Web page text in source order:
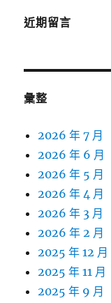
近期留言
彙整
2026 年 7 月
2026 年 6 月
2026 年 5 月
2026 年 4 月
2026 年 3 月
2026 年 2 月
2025 年 12 月
2025 年 11 月
2025 年 9 月